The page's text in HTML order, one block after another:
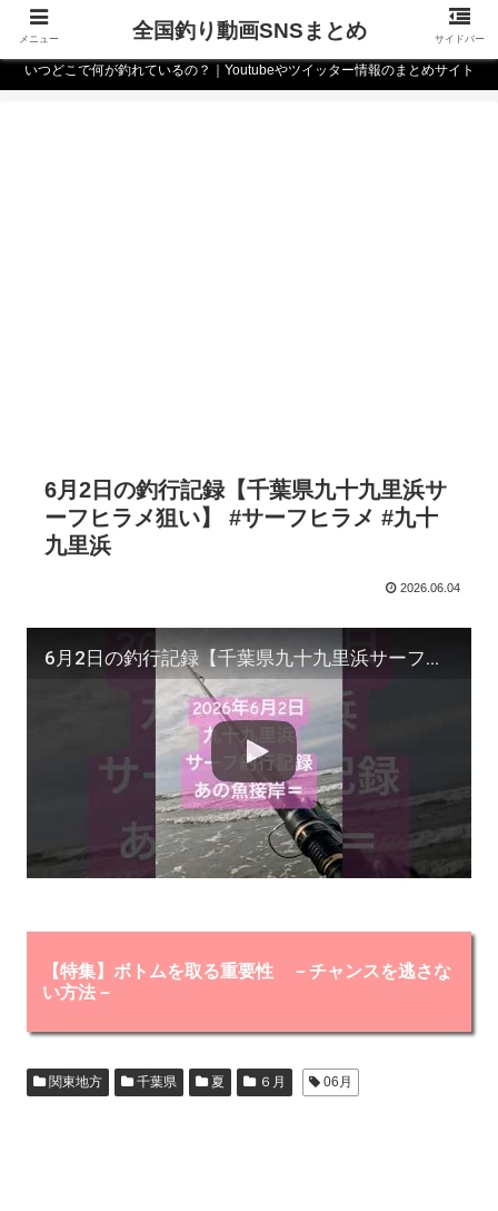
いつどこで何が釣れているの？｜Youtubeやツイッター情報のまとめサイト
6月2日の釣行記録【千葉県九十九里浜サ
ーフヒラメ狙い】 #サーフヒラメ #九十
九里浜
2026.06.04
6月2日の釣行記録【千葉県九十九里浜サーフヒラメ狙い】 #サーフヒラメ #九十九里浜
【特集】ボトムを取る重要性 －チャンスを逃さな
い方法－
関東地方 千葉県 夏 ６月 06月
メニュー 全国釣り動画SNSまとめ サイドバー